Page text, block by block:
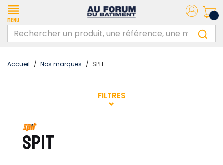
Menu
Accueil / Nos marques / SPIT
FILTRES
SPIT